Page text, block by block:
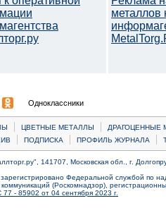
металлов
Одноклассники
| ЦВЕТНЫЕ МЕТАЛЛЫ | ДРАГОЦЕННЫЕ
| ПОДПИСКА | ПРОФИЛЬ ЖУРНАЛА |
141707, Московская обл., г.
Федеральной службой по
(Роскомнадзор),
- 85902 от 04 сентября 2023 г.